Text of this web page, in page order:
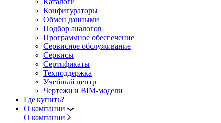
Конфигураторы
Обмен данными
Подбор аналогов
Программное обеспечение
Сервисное обслуживание
Сервисы
Сертификаты
Техподдержка
Учебный центр
Чертежи и BIM-модели
Где купить?
О компании
О компании